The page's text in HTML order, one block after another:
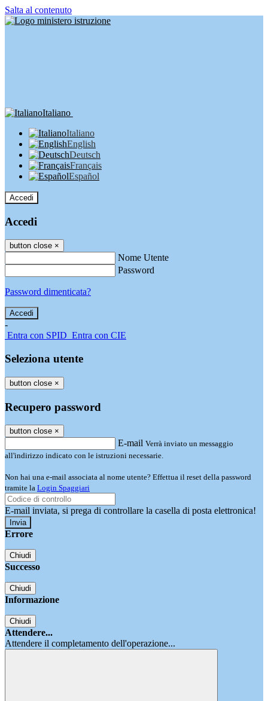
Salta al contenuto
Italiano
Italiano
English
Deutsch
Français
Español
Accedi
Accedi
button close ×
Nome Utente
Password
Password dimenticata?
-
Entra con SPID Entra con CIE
Seleziona utente
button close ×
Recupero password
button close ×
E-mail Verrà inviato un messaggio
all'indirizzo indicato con le istruzioni necessarie.
Non hai una e-mail associata al nome utente? Effettua il reset della password
tramite la Login Spaggiari
E-mail inviata, si prega di controllare la casella di posta elettronica!
Errore
Chiudi
Successo
Chiudi
Informazione
Chiudi
Attendere...
Attendere il completamento dell'operazione...